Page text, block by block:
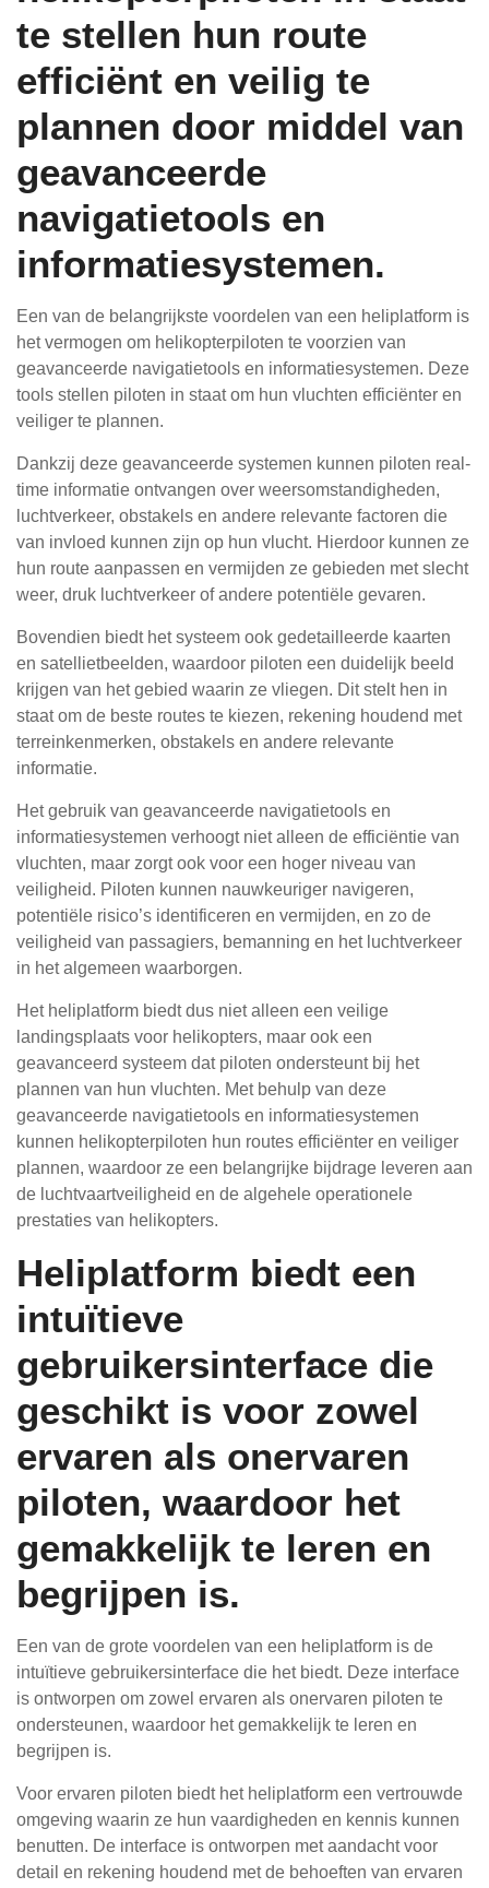
te stellen hun route
efficiënt en veilig te
plannen door middel van
geavanceerde
navigatietools en
informatiesystemen.
Een van de belangrijkste voordelen van een heliplatform is
het vermogen om helikopterpiloten te voorzien van
geavanceerde navigatietools en informatiesystemen. Deze
tools stellen piloten in staat om hun vluchten efficiënter en
veiliger te plannen.
Dankzij deze geavanceerde systemen kunnen piloten real-
time informatie ontvangen over weersomstandigheden,
luchtverkeer, obstakels en andere relevante factoren die
van invloed kunnen zijn op hun vlucht. Hierdoor kunnen ze
hun route aanpassen en vermijden ze gebieden met slecht
weer, druk luchtverkeer of andere potentiële gevaren.
Bovendien biedt het systeem ook gedetailleerde kaarten
en satellietbeelden, waardoor piloten een duidelijk beeld
krijgen van het gebied waarin ze vliegen. Dit stelt hen in
staat om de beste routes te kiezen, rekening houdend met
terreinkenmerken, obstakels en andere relevante
informatie.
Het gebruik van geavanceerde navigatietools en
informatiesystemen verhoogt niet alleen de efficiëntie van
vluchten, maar zorgt ook voor een hoger niveau van
veiligheid. Piloten kunnen nauwkeuriger navigeren,
potentiële risico’s identificeren en vermijden, en zo de
veiligheid van passagiers, bemanning en het luchtverkeer
in het algemeen waarborgen.
Het heliplatform biedt dus niet alleen een veilige
landingsplaats voor helikopters, maar ook een
geavanceerd systeem dat piloten ondersteunt bij het
plannen van hun vluchten. Met behulp van deze
geavanceerde navigatietools en informatiesystemen
kunnen helikopterpiloten hun routes efficiënter en veiliger
plannen, waardoor ze een belangrijke bijdrage leveren aan
de luchtvaartveiligheid en de algehele operationele
prestaties van helikopters.
Heliplatform biedt een
intuïtieve
gebruikersinterface die
geschikt is voor zowel
ervaren als onervaren
piloten, waardoor het
gemakkelijk te leren en
begrijpen is.
Een van de grote voordelen van een heliplatform is de
intuïtieve gebruikersinterface die het biedt. Deze interface
is ontworpen om zowel ervaren als onervaren piloten te
ondersteunen, waardoor het gemakkelijk te leren en
begrijpen is.
Voor ervaren piloten biedt het heliplatform een vertrouwde
omgeving waarin ze hun vaardigheden en kennis kunnen
benutten. De interface is ontworpen met aandacht voor
detail en rekening houdend met de behoeften van ervaren